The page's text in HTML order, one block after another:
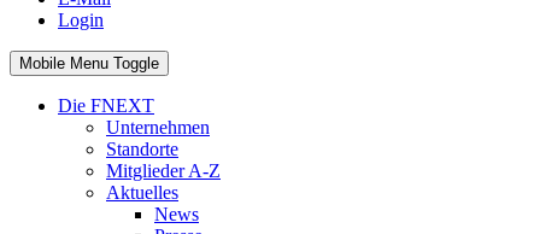
Login
Mobile Menu Toggle
Die FNEXT
Unternehmen
Standorte
Mitglieder A-Z
Aktuelles
News